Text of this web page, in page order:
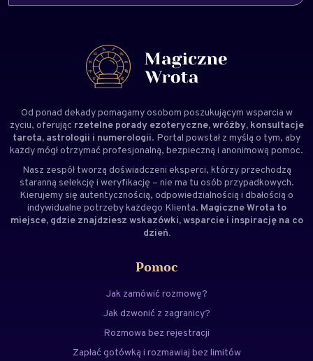
Od ponad dekady pomagamy osobom poszukującym wsparcia w
życiu, oferując rzetelne porady ezoteryczne, wróżby, konsultacje
tarota, astrologii i numerologii. Portal powstał z myślą o tym, aby
każdy mógł otrzymać profesjonalną, bezpieczną i anonimową pomoc.
Nasz zespół tworzą doświadczeni eksperci, którzy przechodzą
staranną selekcję i weryfikację – nie ma tu osób przypadkowych.
Kierujemy się autentycznością, odpowiedzialnością i dbałością o
indywidualne potrzeby każdego Klienta. Magiczne Wrota to
miejsce, gdzie znajdziesz wskazówki, wsparcie i inspirację na co
dzień.
Pomoc
Jak zamówić rozmowę?
Jak dzwonić z zagranicy?
Rozmowa bez rejestracji
Zapłać gotówką i rozmawiaj bez limitów